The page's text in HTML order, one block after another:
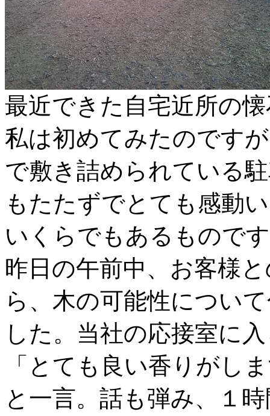
最近できた自宅近所の
私は初めてみたのです
で敷き詰められている
もたたずでとても感動
いくらでもあるもので
昨日の午前中、お客様
ら、木の可能性につい
した。当社の応接室に
「とても良い香りがし
と一言。話も弾み、１